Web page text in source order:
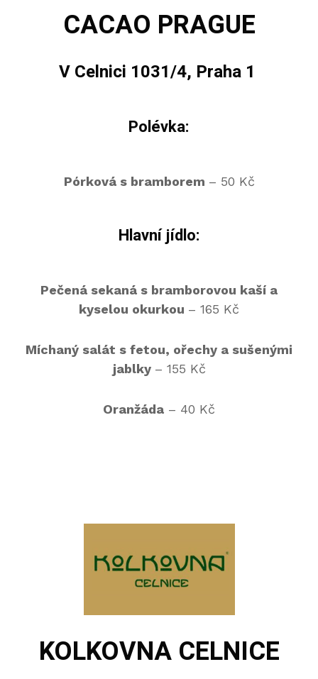
CACAO PRAGUE
V Celnici 1031/4, Praha 1
Polévka:
Pórková s bramborem – 50 Kč
Hlavní jídlo:
Pečená sekaná s bramborovou kaší a
kyselou okurkou – 165 Kč
Míchaný salát s fetou, ořechy a sušenými
jablky – 155 Kč
Oranžáda – 40 Kč
KOLKOVNA CELNICE